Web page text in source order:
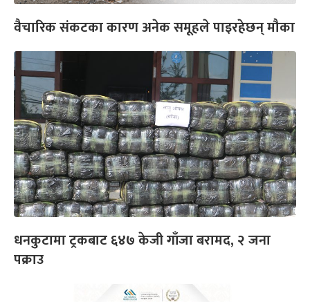
वैचारिक संकटका कारण अनेक समूहले पाइरहेछन् मौका
धनकुटामा ट्रकबाट ६४७ केजी गाँजा बरामद, २ जना
पक्राउ